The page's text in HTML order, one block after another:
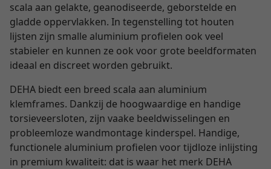
scala aan gelakte, geanodiseerde, geborstelde en
gladde oppervlakken. In tegenstelling tot houten
lijsten zijn smalle aluminium profielen ook veel
stabieler en kunnen ze ook voor grote beeldformaten
ideaal en discreet worden gebruikt.
DEHA biedt een breed scala aan aluminium
klemframes. Dankzij de hoogwaardige en handige
torsieveersloten, zijn vaake beeldwisselingen en
probleemloze wandmontage kinderspel. Handige,
functionele aluminium profielen voor tijdloze inlijsting
in premium kwaliteit: dat is waar het merk DEHA